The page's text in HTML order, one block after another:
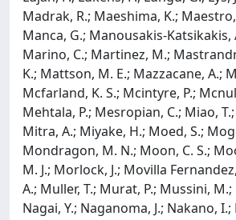
Madrak, R.; Maeshima, K.; Maestro,
Manca, G.; Manousakis-Katsikakis,
Marino, C.; Martinez, M.;
K.; Mattson, M. E.; Mazzacane, A.;
Mcfarland, K. S.; Mcintyre, P.;
Mehtala, P.; Mesropian, C.; Miao,
Mitra, A.; Miyake, H.; Moed, S.;
Mondragon, M. N.; Moon, C. S.;
M. J.; Morlock, J.; Movilla
A.; Muller, T.; Murat, P.; Mussini, M.;
Nagai, Y.; Naganoma, J.; Nakano,